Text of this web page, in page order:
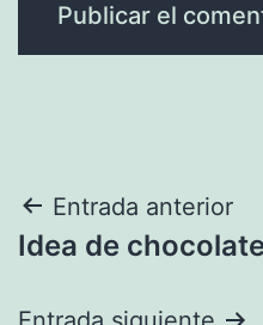
Navegación
de
Entrada anterior
Idea de